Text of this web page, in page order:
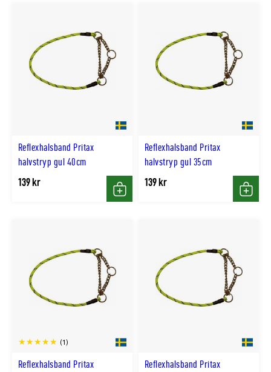
Reflexhalsband Pritax
halvstryp gul 40cm
139 kr
Köp
Reflexhalsband Pritax
halvstryp gul 35cm
139 kr
Köp
Reflexhalsband Pritax
(1)
Reflexhalsband Pritax